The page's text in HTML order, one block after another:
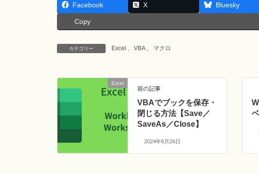
Facebook X Bluesky
Copy
カテゴリー Excel 、 VBA 、 マクロ
Excel
前の記事
VBAでブックを保存・
閉じる方法【Save／
SaveAs／Close】
2024年6月26日